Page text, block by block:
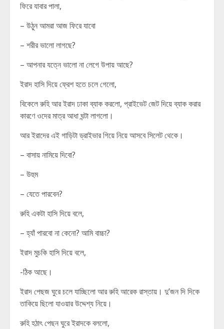
ফিরে যাবার পালা,
– উঠুন আমরা আজ ফিরে যাবো
– শরীর ভালো লাগছে?
– আপনার যত্নে ভালো না লেগে উপায় আছে?
ইরাদ হাসি দিয়ে ফ্রেশ হতে চলে গেলো,
বিকেলে রুহি আর ইরাদ ঢাকা ব্যাক করলো, প্রাইভেট জেট দিয়ে ব্যাক করার
কারণে ওদের মাত্র আধা ঘন্টা লাগলো।
আর ইরাদের এই গাড়িটা ড্রাইভার গিয়ে নিয়ে আসবে সিলেট থেকে।
– বাসায় নামিয়ে দিবো?
– উহুম
– যেতে পারবেন?
রুহি একটা হাসি দিয়ে বলে,
– হ্যাঁ পারবো না কেনো? আমি বাচ্চা?
ইরাদ মুচকি হাসি দিয়ে বলে,
-ঠিক আছে।
ইরাদ পেছজ ঘুরে চলে যাচ্ছিলো আর রুহি আরেক রাস্তায়। দু’জন দি দিকে
তাকিয়ে ছিলো যাওয়ার উদ্দেশ্য নিয়ে।
রুহি হঠাৎ পেছন ঘুরে ইরাদকে বললো,